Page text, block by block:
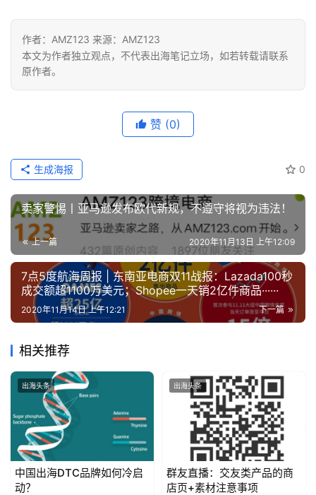
作者：AMZ123 来源：AMZ123
本文为作者独立观点，不代表出海笔记立场，如若转载请联系
原作者。
赞 (0)
0
生成海报
卖家警惕丨亚马逊发布欧代新规，不遵守将视为违法！
上一篇 2020年11月13日 上午12:09
7点5度航海周报 | 东南亚电商双11战报：Lazada100秒
成交额超1100万美元；Shopee一天销2亿件商品······
下一篇
2020年11月14日 上午12:21
相关推荐
出海头条
中国出海DTC品牌如何冷启
动？
出海头条
群友直播：交友类产品的商
店页+素材注意事项